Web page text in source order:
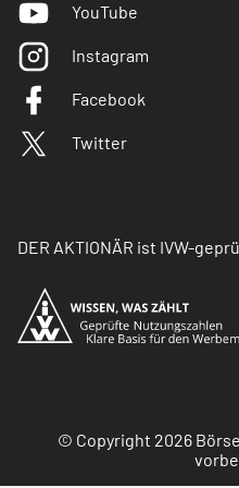
YouTube
Instagram
Facebook
Twitter
DER AKTIONÄR ist IVW-
© Copyright 2026